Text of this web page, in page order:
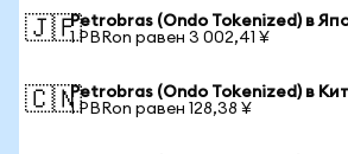
🇯🇵Petrobras (Ondo Tokenized) в
1 PBRon равен 3 002,41 ¥
🇨🇳Petrobras (Ondo Tokenized) в
1 PBRon равен 128,38 ¥